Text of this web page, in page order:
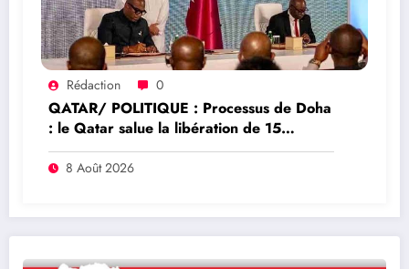
Rédaction 0
QATAR/ POLITIQUE : Processus de Doha
: le Qatar salue la libération de 15
détenus et leur transfert à l’AFC/M23
8 Août 2026